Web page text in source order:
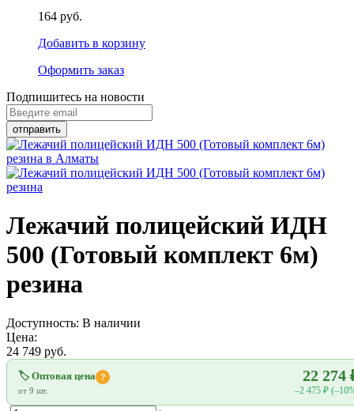
164 руб.
Добавить в корзину
Оформить заказ
Подпишитесь на новости
Лежачий полицейский ИДН
500 (Готовый комплект 6м)
резина
Доступность: В наличии
Цена:
24 749 руб.
🏷 Оптовая цена ?
от 9 шт.
22 274
–2 475 ₽